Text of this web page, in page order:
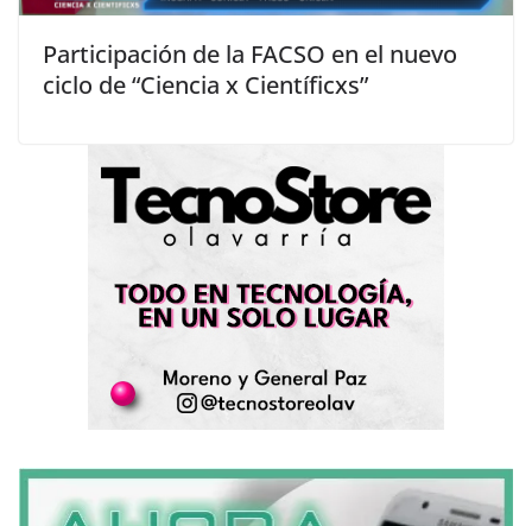
Participación de la FACSO en el nuevo
ciclo de “Ciencia x Científicxs”